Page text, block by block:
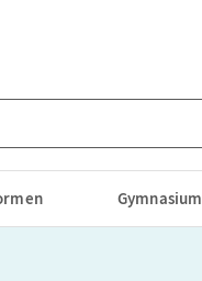
Gymnasium